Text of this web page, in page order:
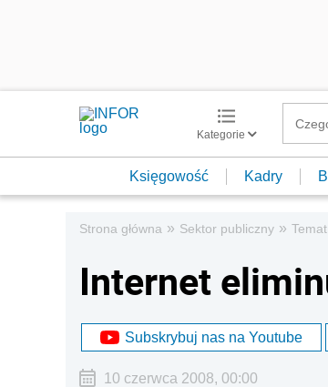
Kategorie
Księgowość Kadry
Strona główna » Sektor publiczny »
Internet
Subskrybuj nas na Youtube
10 czerwca 2008, 00:00